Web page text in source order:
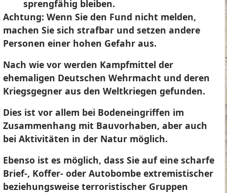
sprengfähig bleiben.
Achtung: Wenn Sie den Fund nicht melden,
machen Sie sich strafbar und setzen andere
Personen einer hohen Gefahr aus.
Nach wie vor werden Kampfmittel der
ehemaligen Deutschen Wehrmacht und deren
Kriegsgegner aus den Weltkriegen gefunden.
Dies ist vor allem bei Bodeneingriffen im
Zusammenhang mit Bauvorhaben, aber auch
bei Aktivitäten in der Natur möglich.
Ebenso ist es möglich, dass Sie auf eine scharfe
Brief-, Koffer- oder Autobombe extremistischer
beziehungsweise terroristischer Gruppen